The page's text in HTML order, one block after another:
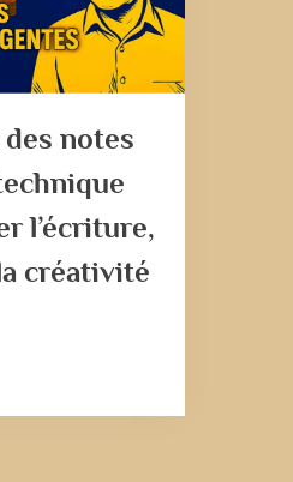
notes
l’écriture,
créativité